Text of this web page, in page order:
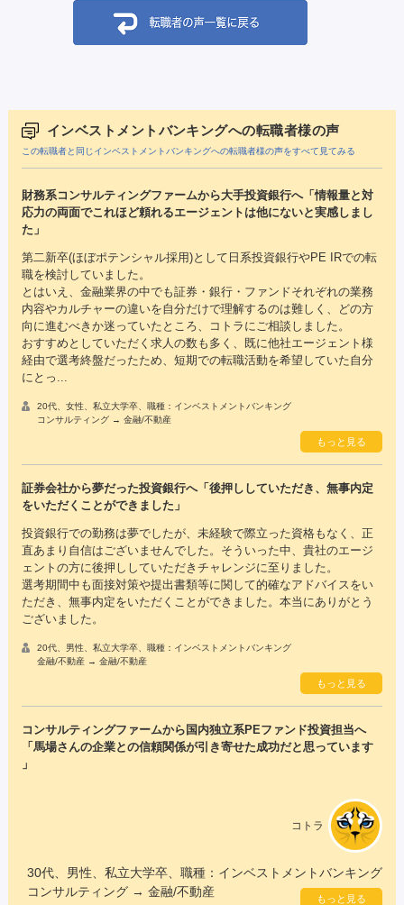
インベストメントバンキングへの転職者様の声
この転職者と同じインベストメントバンキングへの転職者様の声をすべて見てみる
財務系コンサルティングファームから大手投資銀行へ「情報量と対
応力の両面でこれほど頼れるエージェントは他にないと実感しまし
た」
第二新卒(ほぼポテンシャル採用)として日系投資銀行やPE IRでの転
職を検討していました。
とはいえ、金融業界の中でも証券・銀行・ファンドそれぞれの業務
内容やカルチャーの違いを自分だけで理解するのは難しく、どの方
向に進むべきか迷っていたところ、コトラにご相談しました。
おすすめとしていただく求人の数も多く、既に他社エージェント様
経由で選考終盤だったため、短期での転職活動を希望していた自分
にとっ...
20代、女性、私立大学卒、職種：インベストメントバンキング
コンサルティング → 金融/不動産
もっと見る
証券会社から夢だった投資銀行へ「後押ししていただき、無事内定
をいただくことができました」
投資銀行での勤務は夢でしたが、未経験で際立った資格もなく、正
直あまり自信はございませんでした。そういった中、貴社のエージ
ェントの方に後押ししていただきチャレンジに至りました。
選考期間中も面接対策や提出書類等に関して的確なアドバイスをい
ただき、無事内定をいただくことができました。本当にありがとう
ございました。
20代、男性、私立大学卒、職種：インベストメントバンキング
金融/不動産 → 金融/不動産
もっと見る
コンサルティングファームから国内独立系PEファンド投資担当へ
「馬場さんの企業との信頼関係が引き寄せた成功だと思っています
」
コトラ
30代、男性、私立大学卒、職種：インベストメントバンキング
コンサルティング → 金融/不動産
もっと見る